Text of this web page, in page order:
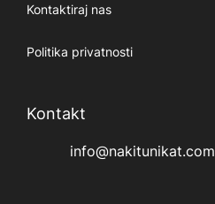
Kontaktiraj nas
Politika privatnosti
Kontakt
info@nakitunikat.com